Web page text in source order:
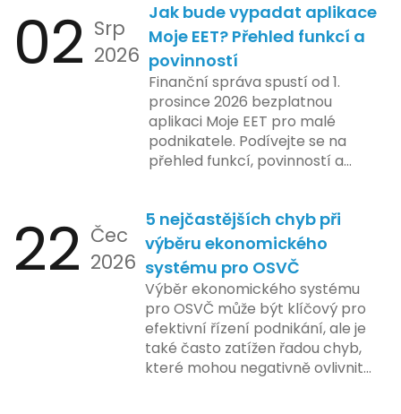
02 Srp
2026
Jak bude vypadat aplikace
Moje EET? Přehled funkcí a
povinností
Finanční správa spustí od 1.
prosince 2026 bezplatnou
aplikaci Moje EET pro malé
podnikatele. Podívejte se na
přehled funkcí, povinností a
22 Čec
2026
5 nejčastějších chyb při
výběru ekonomického
systému pro OSVČ
Výběr ekonomického systému
pro OSVČ může být klíčový pro
efektivní řízení podnikání, ale je
také často zatížen řadou chyb,
které mohou negativně ovlivnit